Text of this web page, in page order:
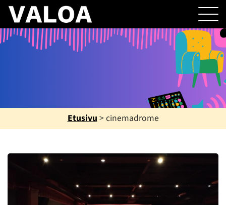
Etusivu > cinemadrome